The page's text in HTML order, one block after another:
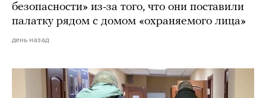
безопасности» из-за того, что они поставили
палатку рядом с домом «охраняемого лица»
день назад